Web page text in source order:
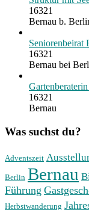
16321
Bernau b.
Seniorenbeirat
16321
Bernau bei
16321
Bernau
Was suchst du?
Adventszeit
Berlin Bernau
Führung
Herbstwanderung